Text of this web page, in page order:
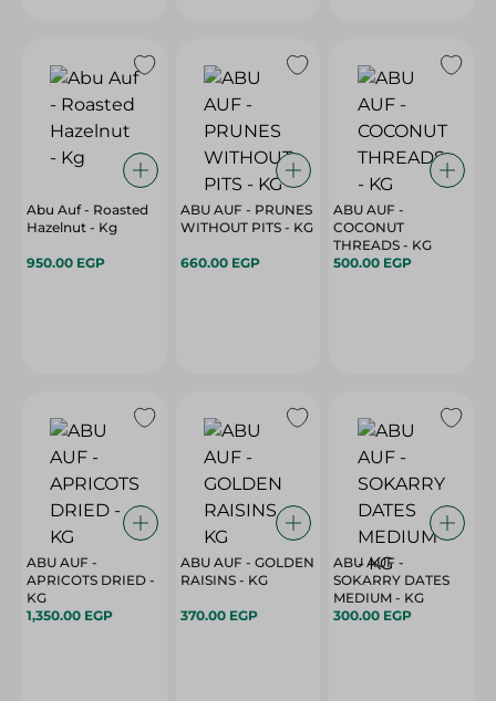
Abu Auf - Roasted
Hazelnut - Kg
950.00 EGP
ABU AUF - PRUNES
WITHOUT PITS - KG
660.00 EGP
ABU AUF -
COCONUT
THREADS - KG
500.00 EGP
ABU AUF -
APRICOTS DRIED -
KG
1,350.00 EGP
ABU AUF - GOLDEN
RAISINS - KG
370.00 EGP
ABU AUF -
SOKARRY DATES
MEDIUM - KG
300.00 EGP